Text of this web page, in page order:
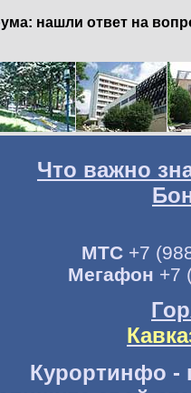
нашли ответ на
Что важно
МТС+7
Мегафон +7
Курортинфо -